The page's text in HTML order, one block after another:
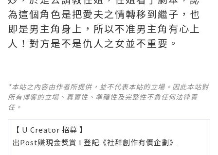
為這個角色是把愛夫之情轉移到繼子，也
即是男主角身上，所以不准男主角有心上
人！對方是不是仇人之女並不重要。
*本站之內容由作者所提供，並不代表本站的立場。因此本站對
所有博客的立場、真實性、準確性及完整性不負任何法律責
任。
【 U Creator 招募 】
出Post賺現金獎賞 l 登記《社群創作有價企劃》